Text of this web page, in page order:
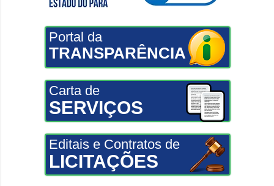
Portal da
TRANSPARÊNCIA
Carta de
SERVIÇOS
Editais e Contratos de
LICITAÇÕES